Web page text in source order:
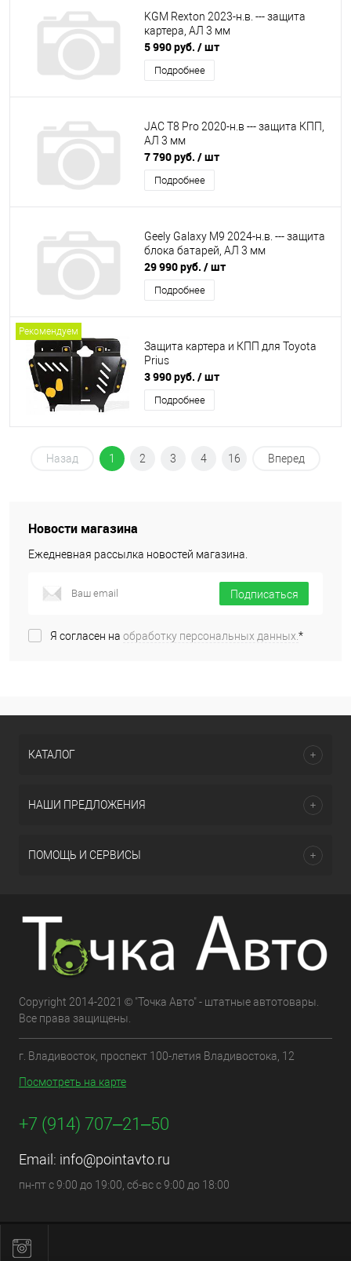
KGM Rexton 2023-н.в. --- защита
картера, АЛ 3 мм
5 990 руб. / шт
Подробнее
JAC T8 Pro 2020-н.в --- защита КПП,
АЛ 3 мм
7 790 руб. / шт
Подробнее
Geely Galaxy M9 2024-н.в. --- защита
блока батарей, АЛ 3 мм
29 990 руб. / шт
Подробнее
Рекомендуем
Защита картера и КПП для Toyota
Prius
3 990 руб. / шт
Подробнее
Назад 1 2 3 4 16 Вперед
Новости магазина
Ежедневная рассылка новостей магазина.
Подписаться
Я согласен на обработку персональных данных.*
КАТАЛОГ
НАШИ ПРЕДЛОЖЕНИЯ
ПОМОЩЬ И СЕРВИСЫ
Copyright 2014-2021 © "Точка Авто" - штатные автотовары.
Все права защищены.
г. Владивосток, проспект 100-летия Владивостока, 12
Посмотреть на карте
+7 (914) 707‒21‒50
Email: info@pointavto.ru
пн-пт с 9:00 до 19:00, сб-вс с 9:00 до 18:00